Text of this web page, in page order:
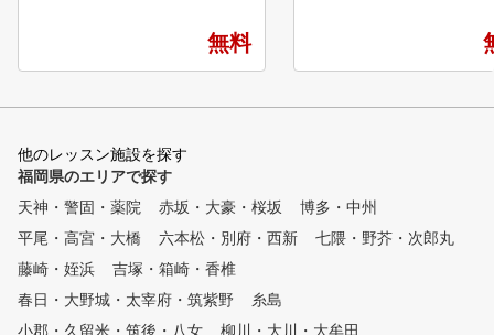
特徴】 １．予約時間内打ち放
フを始める事ができます。 ３
ズ・グローブの無料レンタルで
手ぶらで練習可能！ ４．最新
打角やスピン量などの数字を元
にスイング分析！大型スクリー
ンによるリアルな弾道シュミレ
ーションも可能！ ５．個室を
完備！プライベートレッスンや
パーティールームの利用も可能
無料
最新測定器やパター分析
を“見える化”し、効率よく
へ。さらにクラブフィッ
通常2名（最大3名）の
制。丁寧で分かりやすい
から初心者も安心。
他のレッスン施設を探す
福岡県のエリアで探す
天神・警固・薬院
赤坂・大豪・桜坂
博多・中州
平尾・高宮・大橋
六本松・別府・西新
七隈・野芥・次郎丸
藤崎・姪浜
吉塚・箱崎・香椎
春日・大野城・太宰府・筑紫野
糸島
小郡・久留米・筑後・八女
柳川・大川・大牟田